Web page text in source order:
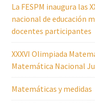
La FESPM inaugura las
nacional de educación
docentes participantes
XXXVI Olimpiada
Matemática Nacional
Matemáticas y medidas